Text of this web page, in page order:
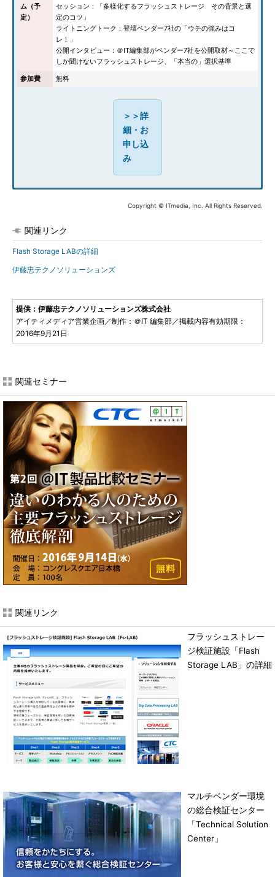
ム（予
定）
セッション：「多様化するフラッシュストレージ その背景と選
定のコツ」
ライトニングトーク：登壇ベンダー7社の「ウチの強みはコ
レ！」
公開インタビュー：＠IT編集部がベンダー7社を公開取材～ここで
しか聞けないフラッシュストレージ、「本当の」選択基準
参加費
無料
＞＞詳
細・お
申し込
み
Copyright © ITmedia, Inc. All Rights Reserved.
関連リンク
Flash Storage LABの詳細
伊藤忠テクノソリューションズ
提供：伊藤忠テクノソリューションズ株式会社
アイティメディア営業企画／制作：＠IT 編集部／掲載内容有効期限：
2016年9月21日
関連セミナー
関連リンク
フラッシュストレー
ジ検証施設「Flash
Storage LAB」の詳細
マルチベンダー環境
の総合検証センター
「Technical Solution
Center」